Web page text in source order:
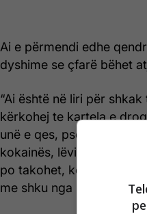
Ai e përmendi edhe
dyshime se çfarë bëhet
“Ai është në liri për
kërkohej te kartela e
unë e qes, pse ai është i
kokainës, lëvizjet e
po takohet, kem me gjet
me shku nga Gjilani,